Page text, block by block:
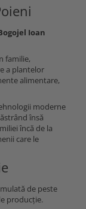
Ioan
familie,
a plantelor
alimentare,
moderne
însă
încă de la
care le
de peste
producție.